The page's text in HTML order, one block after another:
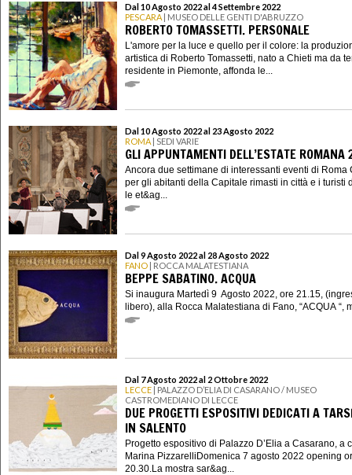
Dal 10 Agosto 2022 al 4 Settembre 2022
PESCARA | MUSEO DELLE GENTI D'ABRUZZO
ROBERTO TOMASSETTI. PERSONALE
L'amore per la luce e quello per il colore: la
artistica di Roberto Tomassetti, nato a Chieti ma da
residente in Piemonte, affonda le...
Dal 10 Agosto 2022 al 23 Agosto 2022
ROMA | SEDI VARIE
GLI APPUNTAMENTI DELL’ESTATE ROMANA
Ancora due settimane di interessanti eventi di Roma
per gli abitanti della Capitale rimasti in città e i turisti
le et&ag...
Dal 9 Agosto 2022 al 28 Agosto 2022
FANO | ROCCA MALATESTIANA
BEPPE SABATINO. ACQUA
Si inaugura Martedì 9 Agosto 2022, ore 21.15,
libero), alla Rocca Malatestiana di Fano, “ACQUA “,
Dal 7 Agosto 2022 al 2 Ottobre 2022
LECCE | PALAZZO D’ELIA DI CASARANO / MUSEO
CASTROMEDIANO DI LECCE
DUE PROGETTI ESPOSITIVI DEDICATI A
IN SALENTO
Progetto espositivo di Palazzo D’Elia a Casarano, a
Marina PizzarelliDomenica 7 agosto 2022 opening
20.30.La mostra sar&ag...